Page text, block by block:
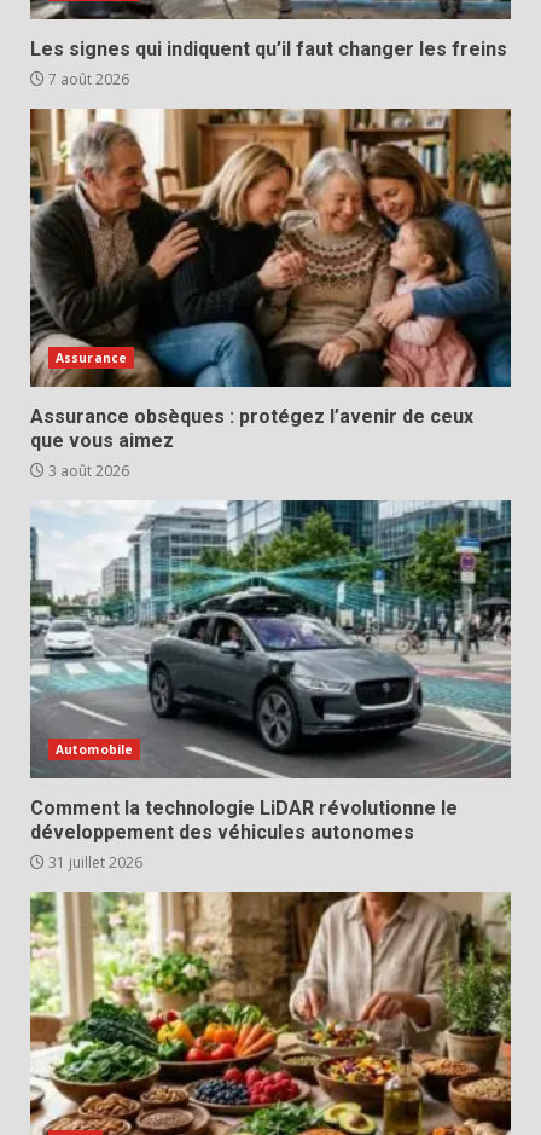
Les signes qui indiquent qu’il faut changer les freins
7 août 2026
Assurance
Assurance obsèques : protégez l’avenir de ceux
que vous aimez
3 août 2026
Automobile
Comment la technologie LiDAR révolutionne le
développement des véhicules autonomes
31 juillet 2026